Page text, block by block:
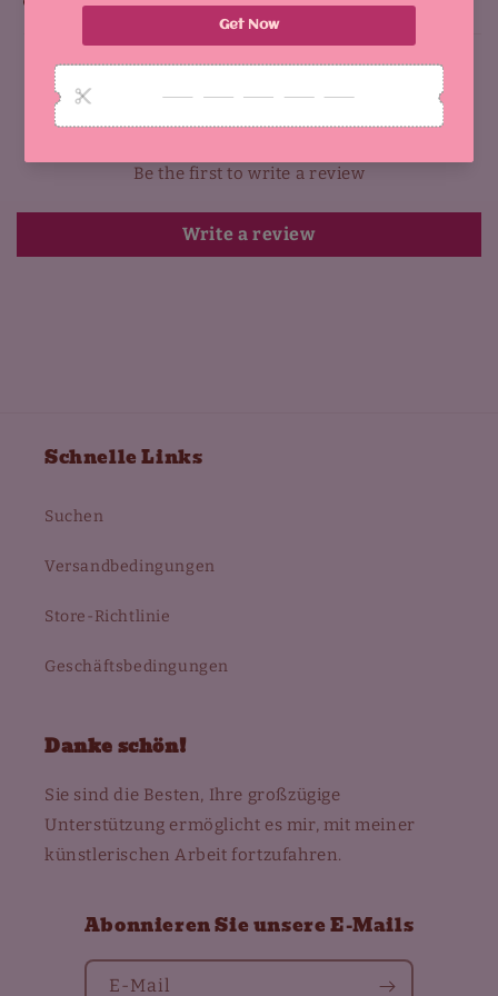
Customer Reviews
Be the first to write a review
Write a review
Schnelle Links
Suchen
Versandbedingungen
Store-Richtlinie
Geschäftsbedingungen
Danke schön!
Sie sind die Besten, Ihre großzügige
Unterstützung ermöglicht es mir, mit meiner
künstlerischen Arbeit fortzufahren.
Abonnieren Sie unsere E-Mails
E-Mail